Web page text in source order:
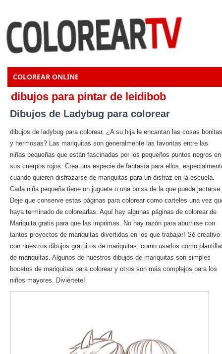
COLOREAR ONLINE
dibujos para pintar de leidibob
Dibujos de Ladybug para colorear
dibujos de ladybug para colorear, ¿A su hija le encantan las cosas bonitas
y hermosas? Las mariquitas son generalmente las favoritas entre las
niñas pequeñas que están fascinadas por los pequeños puntos negros en
sus cuerpos rojos. Crea una especie de fantasía para ellos,
cuando quieren disfrazarse de mariquitas para un disfraz en la escuela.
Cada niña pequeña tiene un juguete o una bolsa de la que puede jactarse.
Deje que conserve estas páginas para colorear como carteles una vez
haya terminado de colorearlas. Aquí hay algunas páginas de colorear de
Mariquita gratis para que las imprimas. No hay razón para aburrirse con
tantos proyectos de mariquitas divertidas en los que trabajar! Sé creativo
con nuestros dibujos gratuitos de mariquitas, como usarlos como
de mariquitas. Algunos de nuestros dibujos de mariquitas son simples
bocetos de mariquitas para colorear y otros son más complejos para los
niños mayores. Diviértete!